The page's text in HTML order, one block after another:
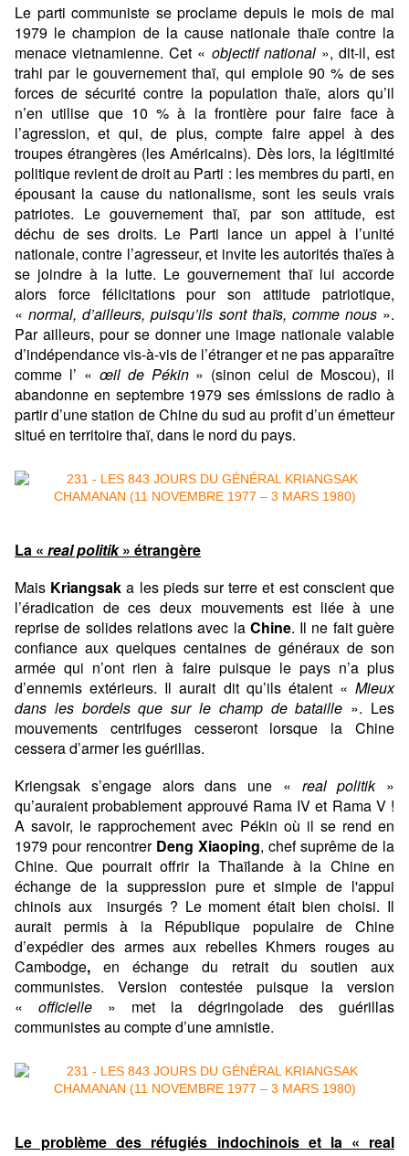
Le parti communiste se proclame depuis le mois de mai
1979 le champion de la cause nationale thaïe contre la
menace vietnamienne. Cet « objectif national», dit-il, est
trahi par le gouvernement thaï, qui emploie 90 % de ses
forces de sécurité contre la population thaïe, alors qu’il
n’en utilise que 10 % à la frontière pour faire face à
l’agression, et qui, de plus, compte faire appel à des
troupes étrangères (les Américains). Dès lors, la légitimité
politique revient de droit au Parti : les membres du parti, en
épousant la cause du nationalisme, sont les seuls vrais
patriotes. Le gouvernement thaï, par son attitude, est
déchu de ses droits. Le Parti lance un appel à l’unité
nationale, contre l’agresseur, et invite les autorités thaïes à
se joindre à la lutte. Le gouvernement thaï lui accorde
alors force félicitations pour son attitude patriotique,
«normal, d’ailleurs, puisqu’ils sont thaïs, comme nous».
Par ailleurs, pour se donner une image nationale valable
d’indépendance vis-à-vis de l’étranger et ne pas apparaître
comme l’ « œil de Pékin» (sinon celui de Moscou), il
abandonne en septembre 1979 ses émissions de radio à
partir d’une station de Chine du sud au profit d’un émetteur
situé en territoire thaï, dans le nord du pays.
La « real politik» étrangère
Mais Kriangsak a les pieds sur terre et est conscient que
l’éradication de ces deux mouvements est liée à une
reprise de solides relations avec la Chine. Il ne fait guère
confiance aux quelques centaines de généraux de son
armée qui n’ont rien à faire puisque le pays n’a plus
d’ennemis extérieurs. Il aurait dit qu’ils étaient « Mieux
dans les bordels que sur le champ de bataille ». Les
mouvements centrifuges cesseront lorsque la Chine
cessera d’armer les guérillas.
Kriengsak s’engage alors dans une « real politik»
qu’auraient probablement approuvé Rama IV et Rama V !
A savoir, le rapprochement avec Pékin où il se rend en
1979 pour rencontrer Deng Xiaoping, chef suprême de la
Chine. Que pourrait offrir la Thaïlande à la Chine en
échange de la suppression pure et simple de l'appui
chinois aux insurgés ? Le moment était bien choisi. Il
aurait permis à la République populaire de Chine
d’expédier des armes aux rebelles Khmers rouges au
Cambodge, en échange du retrait du soutien aux
communistes. Version contestée puisque la version
« officielle » met la dégringolade des guérillas
communistes au compte d’une amnistie.
Le problème des réfugiés indochinois et la « real